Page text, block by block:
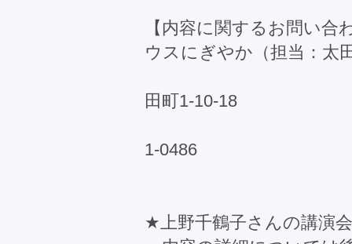
【内容に関するお問い
ウスにぎやか（担当：太
田町1-10-18
1-0486
★上野千鶴子さんの講演